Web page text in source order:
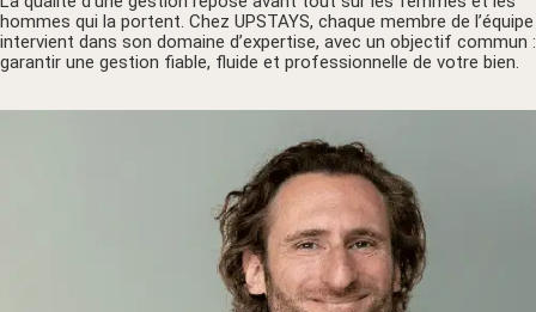
hommes qui la portent. Chez UPSTAYS, chaque membre de l’équipe
intervient dans son domaine d’expertise, avec un objectif commun :
garantir une gestion fiable, fluide et professionnelle de votre bien.